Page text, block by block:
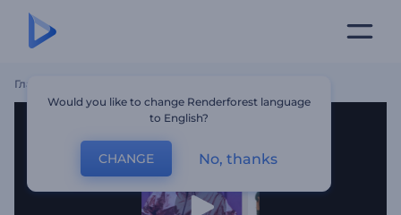
Главная
Would you like to change Renderforest language
to English?
CHANGE No, thanks